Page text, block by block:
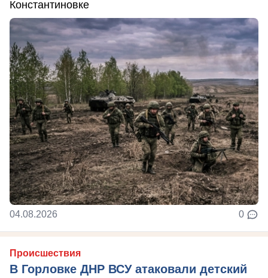
Константиновке
04.08.2026 0
Происшествия
В Горловке ДНР ВСУ атаковали детский